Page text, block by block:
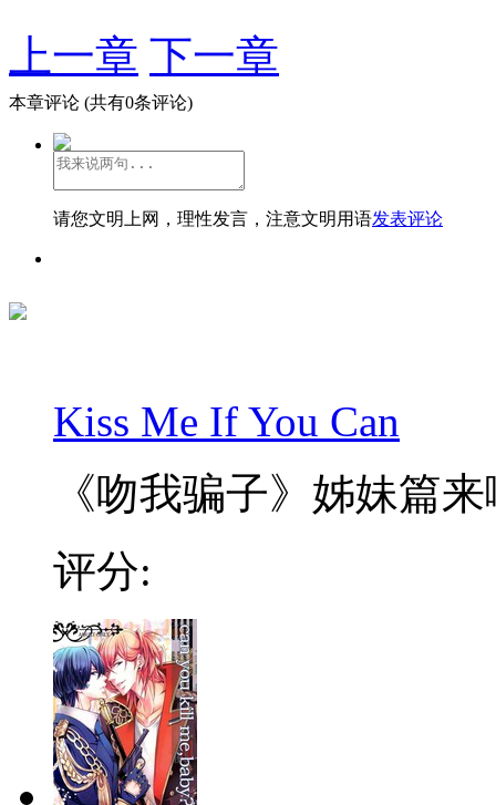
上一章 下一章
本章评论 (共有0条评论)
请您文明上网，理性发言，注意文明用语发表评论
Kiss Me If You Can
《吻我骗子》姊妹篇
评分: